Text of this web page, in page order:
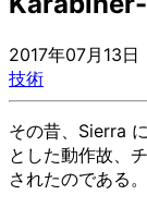
2017年07月13日
技術
その昔、Sierra
とした動作故、
されたのである。